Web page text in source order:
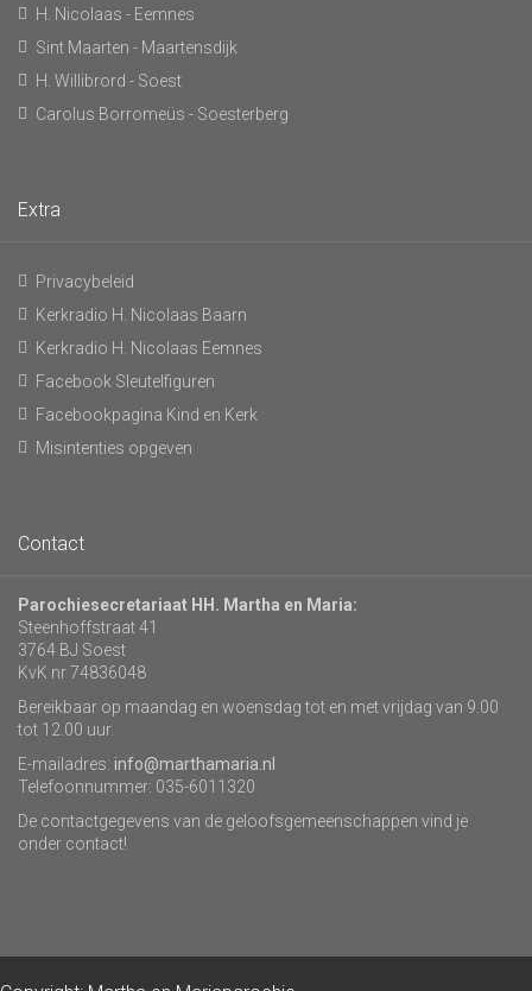
H. Nicolaas - Eemnes
Sint Maarten - Maartensdijk
H. Willibrord - Soest
Carolus Borromeüs - Soesterberg
Extra
Privacybeleid
Kerkradio H. Nicolaas Baarn
Kerkradio H. Nicolaas Eemnes
Facebook Sleutelfiguren
Facebookpagina Kind en Kerk
Misintenties opgeven
Contact
Parochiesecretariaat HH. Martha en Maria:
Steenhoffstraat 41
3764 BJ Soest
KvK nr 74836048
Bereikbaar op maandag en woensdag tot en met vrijdag van 9.00
tot 12.00 uur.
E-mailadres: info@marthamaria.nl
Telefoonnummer: 035-6011320
De contactgegevens van de geloofsgemeenschappen vind je
onder contact!